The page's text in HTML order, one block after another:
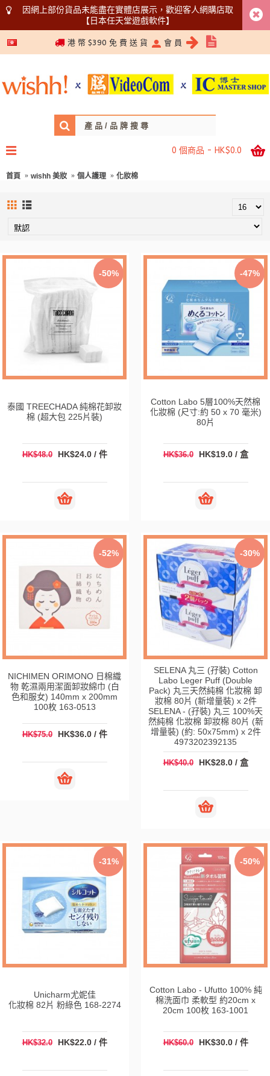
因網上部份貨品未能盡在實體店展示，歡迎客人網購店取
【日本任天堂遊戲軟件】
5366 1340
港 幣 $390 免 費 送 貨 會 員
0 個商品 - HK$0.0
首頁 wishh 美妝 個人護理 化妝棉
-50%
泰國 TREECHADA 純棉花卸妝
棉 (超大包 225片裝)
HK$48.0 HK$24.0 / 件
-47%
Cotton Labo 5層100%天然棉
化妝棉 (尺寸:約 50 x 70 毫米)
80片
HK$36.0 HK$19.0 / 盒
-52%
NICHIMEN ORIMONO 日棉織
物 乾濕兩用潔面卸妝綿巾 (白
色和服女) 140mm x 200mm
100枚 163-0513
HK$75.0 HK$36.0 / 件
-30%
SELENA 丸三 (孖裝) Cotton
Labo Leger Puff (Double
Pack) 丸三天然純棉 化妝棉 卸
妝棉 80片 (新增量裝) x 2件
SELENA - (孖裝) 丸三 100%天
然純棉 化妝棉 卸妝棉 80片 (新
增量裝) (約: 50x75mm) x 2件
4973202392135
HK$40.0 HK$28.0 / 盒
-31%
Unicharm尤妮佳
化妝棉 82片 粉綠色 168-2274
HK$32.0 HK$22.0 / 件
-50%
Cotton Labo - Ufutto 100% 純
棉洗面巾 柔軟型 約20cm x
20cm 100枚 163-1001
HK$60.0 HK$30.0 / 件